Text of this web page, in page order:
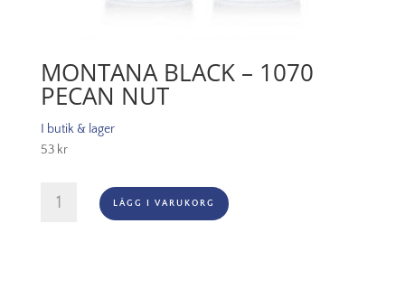
MONTANA BLACK – 1070
PECAN NUT
I butik & lager
53 kr
Montana
Black
LÄGG I VARUKORG